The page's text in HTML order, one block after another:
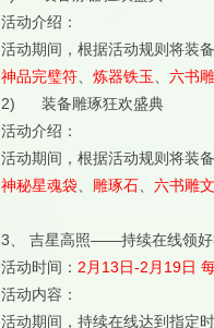
活动介绍：
活动期间，根据活动规则将装
神品完璧符
炼器铁玉 六书
2) 装备雕琢狂欢盛典
活动介绍：
活动期间，根据活动规则将装
神秘星魂袋
雕琢石 六书雕文
3、 吉星高照——持续在线领
活动时间： 2月13日-2月19日
活动内容：
活动期间，持续在线达到指定